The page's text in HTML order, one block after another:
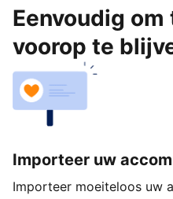
Eenvoudig
voorop te
Importeer uw
Importeer moeiteloos uw